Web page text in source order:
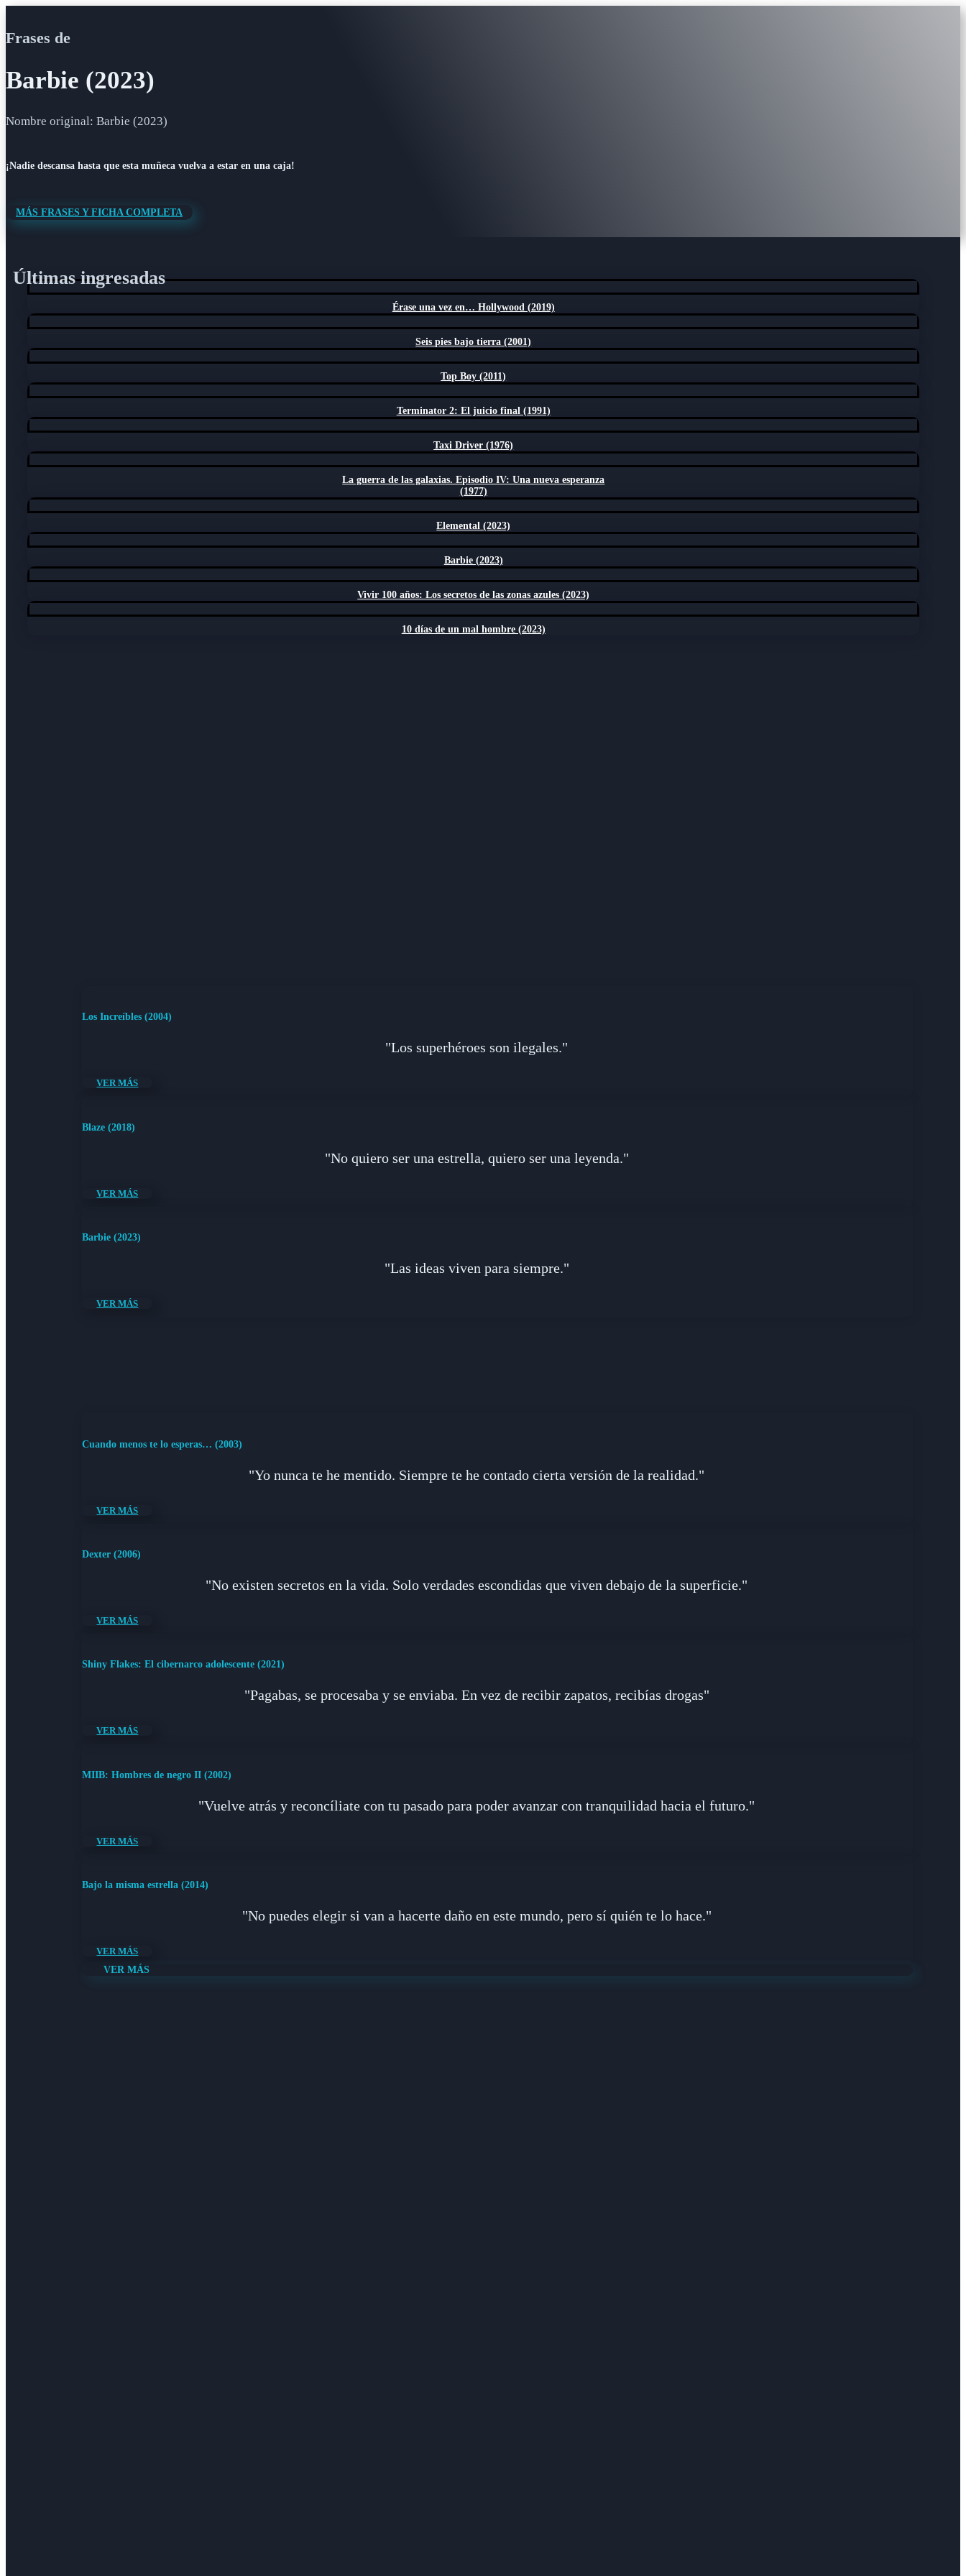
Frases de
Barbie (2023)
Nombre original: Barbie (2023)
¡Nadie descansa hasta que esta muñeca vuelva a estar en una caja!
MÁS FRASES Y FICHA COMPLETA
Últimas ingresadas
Érase una vez en… Hollywood (2019)
Seis pies bajo tierra (2001)
Top Boy (2011)
Terminator 2: El juicio final (1991)
Taxi Driver (1976)
La guerra de las galaxias. Episodio IV: Una nueva esperanza
(1977)
Elemental (2023)
Barbie (2023)
Vivir 100 años: Los secretos de las zonas azules (2023)
10 días de un mal hombre (2023)
Los Increíbles (2004)
"Los superhéroes son ilegales."
VER MÁS
Blaze (2018)
"No quiero ser una estrella, quiero ser una leyenda."
VER MÁS
Barbie (2023)
"Las ideas viven para siempre."
VER MÁS
Cuando menos te lo esperas… (2003)
"Yo nunca te he mentido. Siempre te he contado cierta versión de la realidad."
VER MÁS
Dexter (2006)
"No existen secretos en la vida. Solo verdades escondidas que viven debajo de la superficie."
VER MÁS
Shiny Flakes: El cibernarco adolescente (2021)
"Pagabas, se procesaba y se enviaba. En vez de recibir zapatos, recibías drogas"
VER MÁS
MIIB: Hombres de negro II (2002)
"Vuelve atrás y reconcíliate con tu pasado para poder avanzar con tranquilidad hacia el futuro."
VER MÁS
Bajo la misma estrella (2014)
"No puedes elegir si van a hacerte daño en este mundo, pero sí quién te lo hace."
VER MÁS
VER MÁS